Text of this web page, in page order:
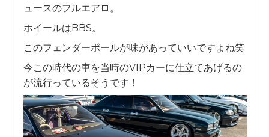
ュースのフルエアロ。
ホイールはBBS。
このフェンダーポールが味があっていいですよね笑
今この時代の車を当時のVIPカーに仕立てあげるの
が流行っているそうです！